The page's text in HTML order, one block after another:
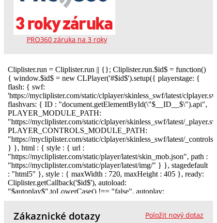
PRO360 záruka na 3 roky
Položit nový dotaz
Zákaznické dotazy